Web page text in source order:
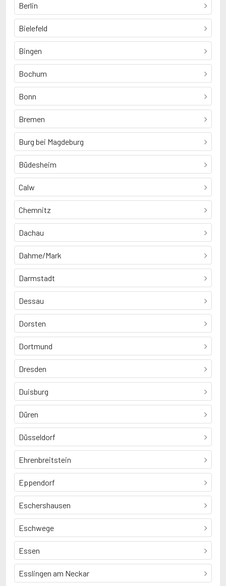
Berlin
Bielefeld
Bingen
Bochum
Bonn
Bremen
Burg bei Magdeburg
Büdesheim
Calw
Chemnitz
Dachau
Dahme/Mark
Darmstadt
Dessau
Dorsten
Dortmund
Dresden
Duisburg
Düren
Düsseldorf
Ehrenbreitstein
Eppendorf
Eschershausen
Eschwege
Essen
Esslingen am Neckar